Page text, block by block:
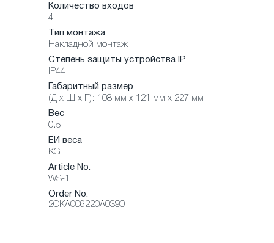
Количество входов
4
Тип монтажа
Накладной монтаж
Степень защиты устройства IP
IP44
Габаритный размер
(Д х Ш х Г): 108 мм x 121 мм x 227 мм
Вес
0.5
ЕИ веса
KG
Article No.
WS-1
Order No.
2CKA006220A0390